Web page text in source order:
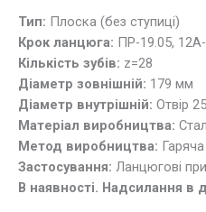
/
Вінець
зірки
28
зубів,
крок
19.05
(12А-1)
кількість
Тип: Плоска (без ступиці)
Крок ланцюга: ПР-19.05, 12А-
Кількість зубів: z=28
Діаметр зовнішній: 179 мм
Діаметр внутрішній: Отвір
Матеріал виробництва:
Метод виробництва:
Застосування: Ланцюгові
В наявності. Надсилання в